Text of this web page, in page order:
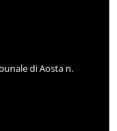
di Aosta n.